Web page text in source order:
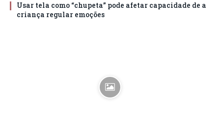
Usar tela como “chupeta” pode afetar capacidade de a
criança regular emoções